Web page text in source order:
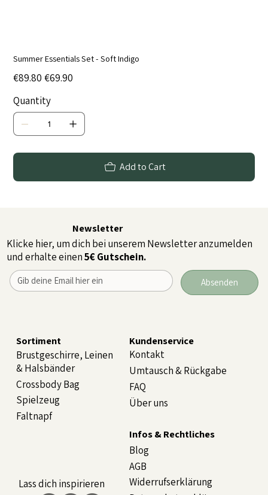
Summer Essentials Set - Soft Indigo
Original
price
€89.80
Sale
price
€69.90
Quantity
Add to Cart
Sortiment
Brustgeschirre, Leinen
& Halsbänder
Crossbody Bag
Spielzeug
Faltnapf
Kundenservice
Kontakt
Über uns
Umtausch & Rückgabe
FAQ
Newsletter
Klicke hier, um dich bei unserem Newsletter anzumelden
und erhalte einen5€ Gutschein.
Absenden
Infos & Rechtliches
Blog
AGB
Widerrufserklärung
Lass dich inspirieren